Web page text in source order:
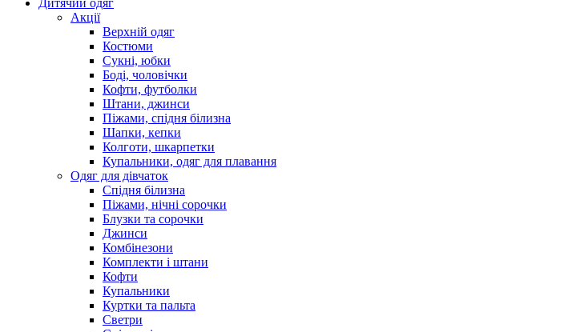
Дитячий одяг
Акції
Верхній одяг
Костюми
Сукні, юбки
Боді, чоловічки
Кофти, футболки
Штани, джинси
Піжами, спідня білизна
Шапки, кепки
Колготи, шкарпетки
Купальники, одяг для плавання
Одяг для дівчаток
Спідня білизна
Піжами, нічні сорочки
Блузки та сорочки
Джинси
Комбінезони
Комплекти і штани
Кофти
Купальники
Куртки та пальта
Светри